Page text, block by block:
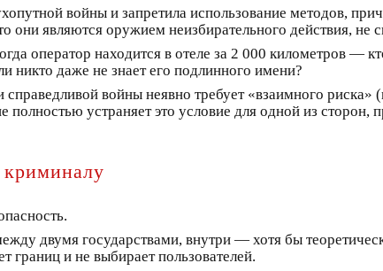
войны и запретила использование методов,
они являются оружием неизбирательного действия, не
оператор находится в отеле за 2 000 километров —
никто даже не знает его подлинного имени?
войны неявно требует «взаимного
устраняет это условие для одной из сторон,
криминалу
двумя государствами, внутри — хотя бы
границ и не выбирает пользователей.